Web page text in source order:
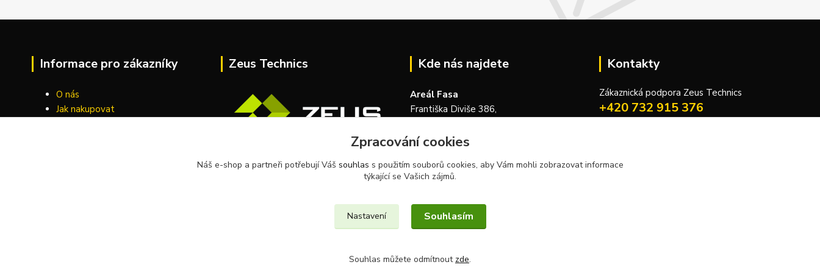
Informace pro zákazníky
O nás
Jak nakupovat
Zeus Technics Kde nás najdete
Areál Fasa
Františka Diviše 386,
Česká republika
Kontakty
Zákaznická podpora Zeus Technics
+420 732 915 376
Zpracování cookies
Náš e-shop a partneři potřebují Váš souhlas s použitím souborů cookies, aby Vám mohli zobrazovat informace
týkající se Vašich zájmů.
Nastavení Souhlasím
Souhlas můžete odmítnout zde.